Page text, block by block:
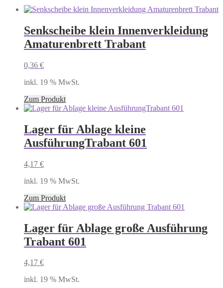
Senkscheibe klein Innenverkleidung
Amaturenbrett Trabant
0,36 €
inkl. 19 % MwSt.
Zum Produkt
Lager für Ablage kleine
AusführungTrabant 601
4,17 €
inkl. 19 % MwSt.
Zum Produkt
Lager für Ablage große Ausführung
Trabant 601
4,17 €
inkl. 19 % MwSt.